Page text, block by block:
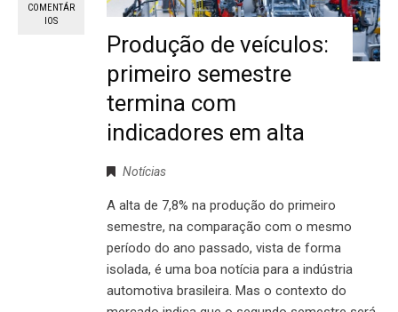
COMENTÁR
IOS
Produção de veículos:
primeiro semestre
termina com
indicadores em alta
Notícias
A alta de 7,8% na produção do primeiro
semestre, na comparação com o mesmo
período do ano passado, vista de forma
isolada, é uma boa notícia para a indústria
automotiva brasileira. Mas o contexto do